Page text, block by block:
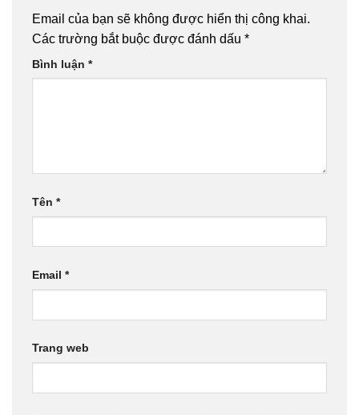
Email của bạn sẽ không được hiển thị công khai.
Các trường bắt buộc được đánh dấu *
Bình luận *
Tên *
Email *
Trang web